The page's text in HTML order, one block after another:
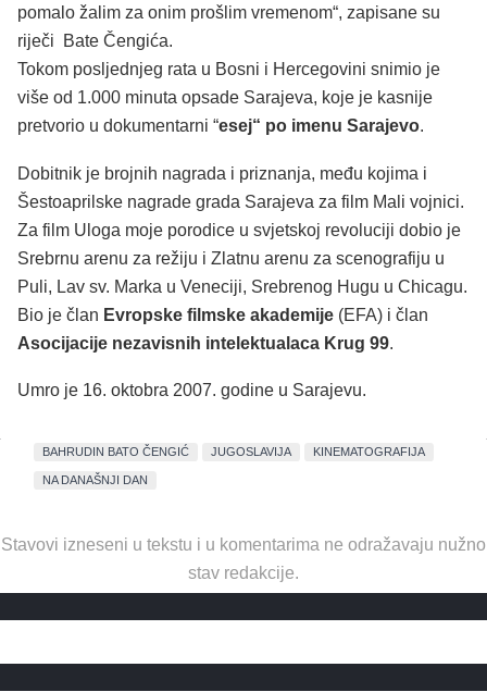
pomalo žalim za onim prošlim vremenom“, zapisane su
riječi Bate Čengića.
Tokom posljednjeg rata u Bosni i Hercegovini snimio je
više od 1.000 minuta opsade Sarajeva, koje je kasnije
pretvorio u dokumentarni “esej“ po imenu Sarajevo.
Dobitnik je brojnih nagrada i priznanja, među kojima i
Šestoaprilske nagrade grada Sarajeva za film Mali vojnici.
Za film Uloga moje porodice u svjetskoj revoluciji dobio je
Srebrnu arenu za režiju i Zlatnu arenu za scenografiju u
Puli, Lav sv. Marka u Veneciji, Srebrenog Hugu u Chicagu.
Bio je član Evropske filmske akademije (EFA) i član
Asocijacije nezavisnih intelektualaca Krug 99.
Umro je 16. oktobra 2007. godine u Sarajevu.
BAHRUDIN BATO ČENGIĆ JUGOSLAVIJA KINEMATOGRAFIJA
NA DANAŠNJI DAN
Stavovi izneseni u tekstu i u komentarima ne odražavaju nužno
stav redakcije.